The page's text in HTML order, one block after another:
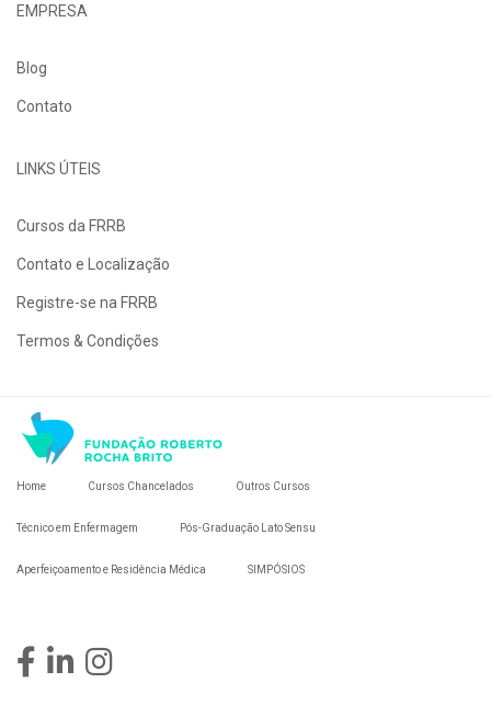
EMPRESA
Blog
Contato
LINKS ÚTEIS
Cursos da FRRB
Contato e Localização
Registre-se na FRRB
Termos & Condições
Home Cursos Chancelados Outros Cursos
Técnico em Enfermagem Pós-Graduação Lato Sensu
Aperfeiçoamento e Residência Médica SIMPÓSIOS